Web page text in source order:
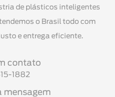
de plásticos inteligentes
o Brasil todo com
e entrega eficiente.
contato
1882
mensagem